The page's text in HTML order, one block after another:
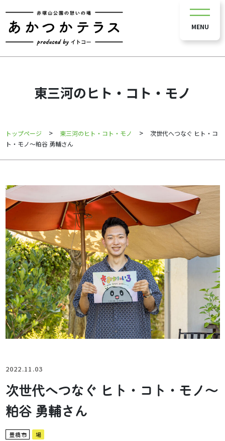
MENU
東三河のヒト・コト・モノ
トップページ > 東三河のヒト・コト・モノ >
次世代へつなぐ ヒト・コ
ト・モノ～粕谷 勇輔さん
2022.11.03
次世代へつなぐ ヒト・コト・モノ～
粕谷 勇輔さん
豊橋市 場